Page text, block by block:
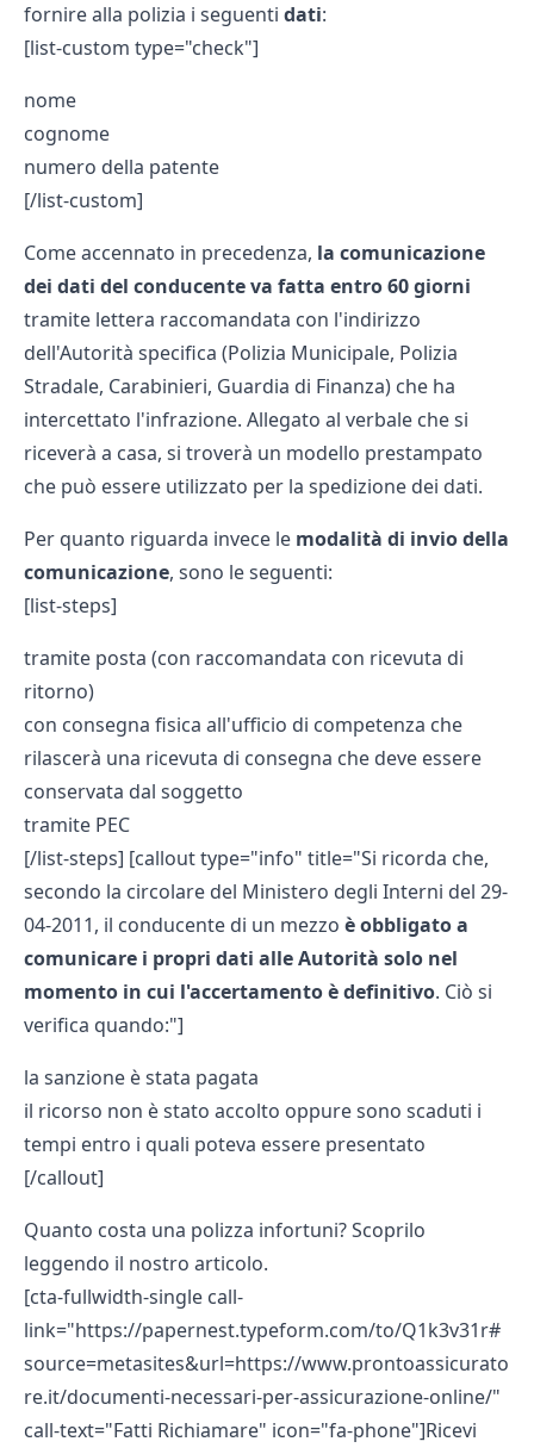
fornire alla polizia i seguenti dati:
[list-custom type="check"]
nome
cognome
numero della patente
[/list-custom]
Come accennato in precedenza, la comunicazione
dei dati del conducente va fatta entro 60 giorni
tramite lettera raccomandata con l'indirizzo
dell'Autorità specifica (Polizia Municipale, Polizia
Stradale, Carabinieri, Guardia di Finanza) che ha
intercettato l'infrazione. Allegato al verbale che si
riceverà a casa, si troverà un modello prestampato
che può essere utilizzato per la spedizione dei dati.
Per quanto riguarda invece le modalità di invio della
comunicazione, sono le seguenti:
[list-steps]
tramite posta (con raccomandata con ricevuta di
ritorno)
con consegna fisica all'ufficio di competenza che
rilascerà una ricevuta di consegna che deve essere
conservata dal soggetto
tramite PEC
[/list-steps] [callout type="info" title="Si ricorda che,
secondo la circolare del Ministero degli Interni del 29-
04-2011, il conducente di un mezzo è obbligato a
comunicare i propri dati alle Autorità solo nel
momento in cui l'accertamento è definitivo. Ciò si
verifica quando:"]
la sanzione è stata pagata
il ricorso non è stato accolto oppure sono scaduti i
tempi entro i quali poteva essere presentato
[/callout]
Quanto costa una polizza infortuni?Scoprilo
leggendo il nostro articolo.
[cta-fullwidth-single call-
link="https://papernest.typeform.com/to/Q1k3v31r#
source=metasites&url=https://www.prontoassicurato
re.it/documenti-necessari-per-assicurazione-online/"
call-text="Fatti Richiamare" icon="fa-phone"]Ricevi